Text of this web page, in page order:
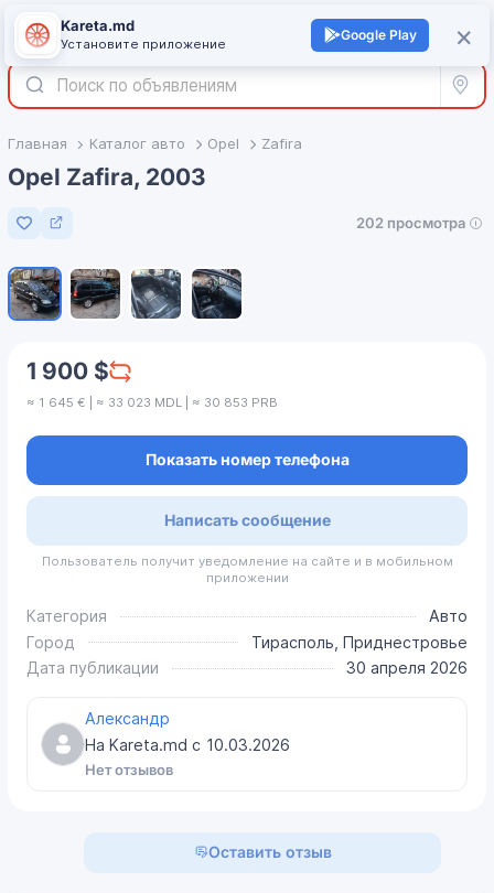
Войти +
Все
Главная Каталог авто Opel Zafira
Opel Zafira, 2003
Добавить в избранное
202 просмотра
1 900 $
≈ 1 645 € | ≈ 33 023 MDL | ≈ 30 853 PRB
Показать номер телефона
Написать сообщение
Пользователь получит уведомление на сайте и в мобильном
приложении
Категория
Авто
Город
Тирасполь, Приднестровье
Дата публикации
30 апреля 2026
Александр
На Kareta.md с 10.03.2026
Нет отзывов
Оставить отзыв
×
Kareta.md
Установите приложение
Google Play